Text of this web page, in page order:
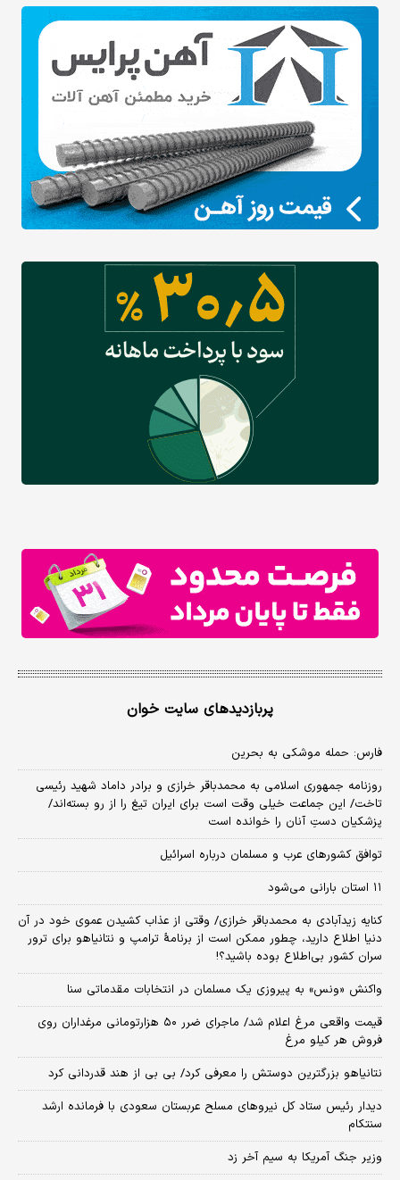
پربازدیدهای سایت خوان
فارس: حمله موشکی به بحرین
روزنامه جمهوری اسلامی به محمدباقر خرازی و برادر داماد شهید رئیسی
تاخت/ این جماعت خیلی وقت است برای ایران تیغ را از رو بسته‌اند/
پزشکیان دستِ آنان را خوانده است
توافق کشورهای عرب و مسلمان درباره اسرائیل
۱۱ استان بارانی می‌شود
کنایه زیدآبادی به محمدباقر خرازی/ وقتی از عذاب کشیدن عموی خود در آن
دنیا اطلاع دارید، چطور ممکن است از برنامهٔ ترامپ و نتانیاهو برای ترور
سران کشور بی‌اطلاع بوده باشید؟!
واکنش «ونس» به پیروزی یک مسلمان در انتخابات مقدماتی سنا
قیمت واقعی مرغ اعلام شد/ ماجرای ضرر ۵۰ هزارتومانی مرغداران روی
فروش هر کیلو مرغ
نتانیاهو بزرگترین دوستش را معرفی کرد/ بی بی از هند قدردانی کرد
دیدار رئیس ستاد کل نیروهای مسلح عربستان سعودی با فرمانده ارشد
سنتکام
وزیر جنگ آمریکا به سیم آخر زد